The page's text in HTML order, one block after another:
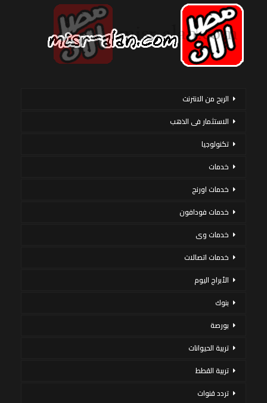
الربح من الانترنت
الاستثمار فى الذهب
تكنولوجيا
خدمات
خدمات اورنج
خدمات فودافون
خدمات وى
خدمات اتصالات
الأبراج اليوم
بنوك
بورصة
تربية الحيوانات
تربية القطط
تردد قنوات